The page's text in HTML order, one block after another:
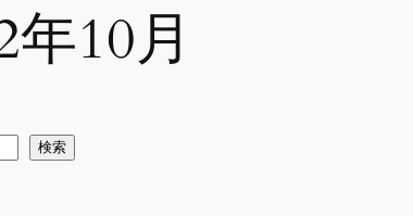
年10月
検索